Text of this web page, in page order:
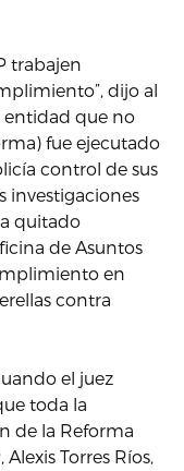
trabajen
dijo al
entidad que no
fue ejecutado
control de sus
investigaciones
quitado
de Asuntos
en
contra
el juez
toda la
de la Reforma
Torres Ríos,